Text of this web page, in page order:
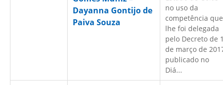
Dayanna Gontijo de
Paiva Souza
no uso da
competência que
lhe foi delegada
pelo Decreto de
de março de
publicado no
Diá...